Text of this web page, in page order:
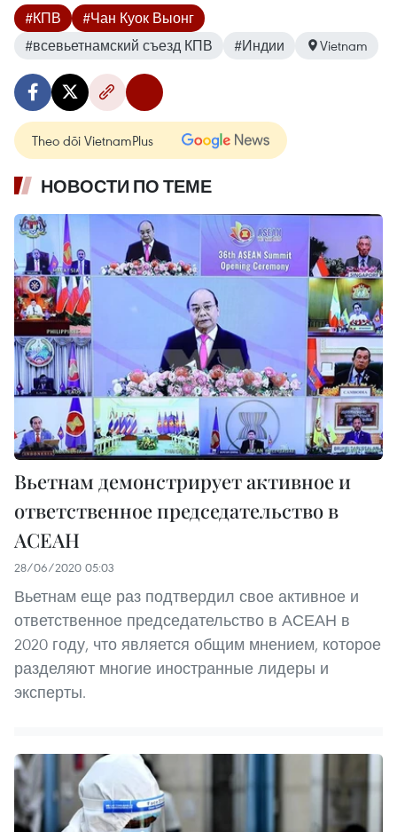
#КПВ
#Чан Куок Выонг
#всевьетнамский съезд КПВ
#Индии Vietnam
Theo dõi VietnamPlus
НОВОСТИ ПО ТЕМЕ
Вьетнам демонстрирует активное и
ответственное председательство в
АСЕАН
28/06/2020 05:03
Вьетнам еще раз подтвердил свое активное и
ответственное председательство в АСЕАН в
2020 году, что является общим мнением, которое
разделяют многие иностранные лидеры и
эксперты.